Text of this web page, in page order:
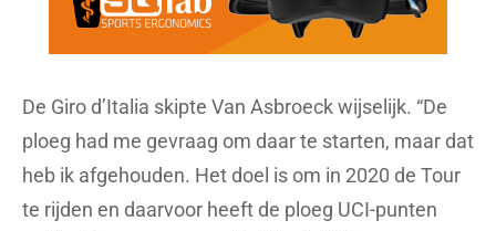
De Giro d’Italia skipte Van Asbroeck wijselijk. “De
ploeg had me gevraag om daar te starten, maar dat
heb ik afgehouden. Het doel is om in 2020 de Tour
te rijden en daarvoor heeft de ploeg UCI-punten